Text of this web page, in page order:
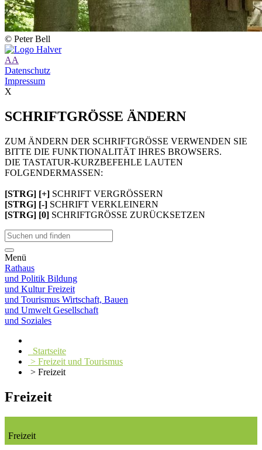
© Peter Bell
AA
Datenschutz
Impressum
X
SCHRIFTGRÖSSE ÄNDERN
ZUM ÄNDERN DER SCHRIFTGRÖSSE VERWENDEN SIE
BITTE DIE FUNKTIONALITÄT IHRES BROWSERS.
DIE TASTATUR-KURZBEFEHLE LAUTEN
FOLGENDERMASSEN:
[STRG] [+] SCHRIFT VERGRÖSSERN
[STRG] [-] SCHRIFT VERKLEINERN
[STRG] [0] SCHRIFTGRÖSSE ZURÜCKSETZEN
Menü
Rathaus
und Politik Bildung
und KulturFreizeit
und Tourismus Wirtschaft, Bauen
und Umwelt Gesellschaft
und Soziales
Startseite
> Freizeit und Tourismus
> Freizeit
Freizeit
Freizeit